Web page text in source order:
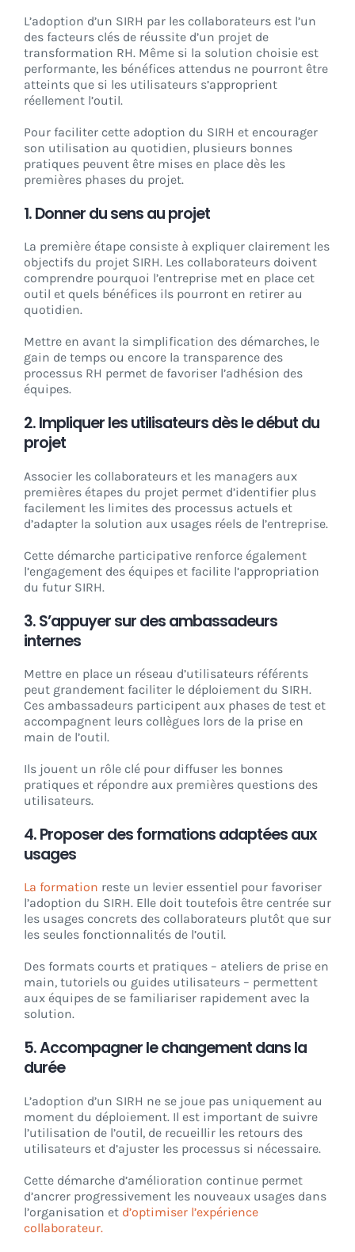
L’adoption d’un SIRH par les collaborateurs est l’un
des facteurs clés de réussite d’un projet de
transformation RH. Même si la solution choisie est
performante, les bénéfices attendus ne pourront être
atteints que si les utilisateurs s’approprient
réellement l’outil.
Pour faciliter cette adoption du SIRH et encourager
son utilisation au quotidien, plusieurs bonnes
pratiques peuvent être mises en place dès les
premières phases du projet.
1. Donner du sens au projet
La première étape consiste à expliquer clairement les
objectifs du projet SIRH. Les collaborateurs doivent
comprendre pourquoi l’entreprise met en place cet
outil et quels bénéfices ils pourront en retirer au
quotidien.
Mettre en avant la simplification des démarches, le
gain de temps ou encore la transparence des
processus RH permet de favoriser l’adhésion des
équipes.
2. Impliquer les utilisateurs dès le début du
projet
Associer les collaborateurs et les managers aux
premières étapes du projet permet d’identifier plus
facilement les limites des processus actuels et
d’adapter la solution aux usages réels de l’entreprise.
Cette démarche participative renforce également
l’engagement des équipes et facilite l’appropriation
du futur SIRH.
3. S’appuyer sur des ambassadeurs
internes
Mettre en place un réseau d’utilisateurs référents
peut grandement faciliter le déploiement du SIRH.
Ces ambassadeurs participent aux phases de test et
accompagnent leurs collègues lors de la prise en
main de l’outil.
Ils jouent un rôle clé pour diffuser les bonnes
pratiques et répondre aux premières questions des
utilisateurs.
4. Proposer des formations adaptées aux
usages
La formation reste un levier essentiel pour favoriser
l’adoption du SIRH. Elle doit toutefois être centrée sur
les usages concrets des collaborateurs plutôt que sur
les seules fonctionnalités de l’outil.
Des formats courts et pratiques – ateliers de prise en
main, tutoriels ou guides utilisateurs – permettent
aux équipes de se familiariser rapidement avec la
solution.
5. Accompagner le changement dans la
durée
L’adoption d’un SIRH ne se joue pas uniquement au
moment du déploiement. Il est important de suivre
l’utilisation de l’outil, de recueillir les retours des
utilisateurs et d’ajuster les processus si nécessaire.
Cette démarche d’amélioration continue permet
d’ancrer progressivement les nouveaux usages dans
l’organisation et d’optimiser l’expérience
collaborateur.